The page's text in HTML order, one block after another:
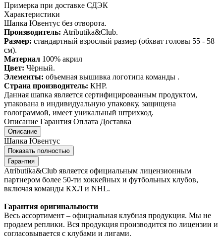
Примерка при доставке СДЭК
Характеристики
Шапка Ювентус без отворота.
Производитель: Atributika&Club.
Размер: стандартный взрослый размер (обхват головы 55 - 58
см).
Материал 100% акрил
Цвет: Чёрный.
Элементы: объемная вышивка логотипа команды .
Страна производитель: КНР.
Данная шапка является сертифицированным продуктом,
упакована в индивидуальную упаковку, защищена
голограммой, имеет уникальный штрихкод.
Описание Гарантия Оплата Доставка
Описание
Шапка Ювентус
Показать полностью
Гарантия
Atributika&Club является официальным лицензионным
партнером более 50-ти хоккейных и футбольных клубов,
включая команды КХЛ и NHL.
Гарантия оригинальности
Весь ассортимент – официальная клубная продукция. Мы не
продаем реплики. Вся продукция производится по лицензии и
согласовывается с клубами и лигами.